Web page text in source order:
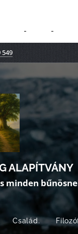
549
ALAPÍTVÁNY
minden
Család.